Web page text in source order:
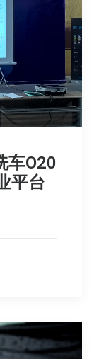
车O20
平台